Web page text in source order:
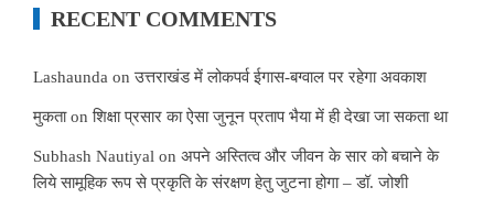
RECENT COMMENTS
Lashaunda onउत्तराखंड में लोकपर्व ईगास-बग्वाल पर रहेगा अवकाश
मुकताonशिक्षा प्रसार का ऐसा जुनून प्रताप भैया में ही देखा जा सकता था
Subhash Nautiyal on अपने अस्तित्व और जीवन के सार को बचाने के
लिये सामूहिक रूप से प्रकृति के संरक्षण हेतु जुटना होगा – डॉ. जोशी